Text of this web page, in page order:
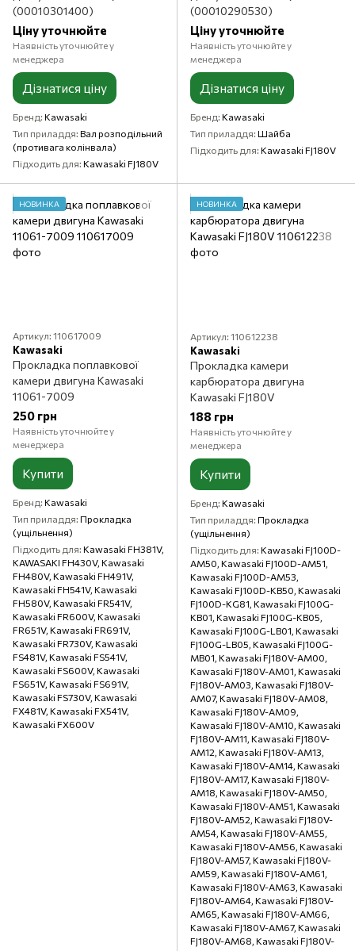
(00010301400)
Ціну уточнюйте
Наявність уточнюйте у
менеджера
Дізнатися ціну
Бренд Kawasaki
Тип приладдя Вал розподільний
(противага колінвала)
Підходить для Kawasaki FJ180V
(00010290530)
Ціну уточнюйте
Наявність уточнюйте у
менеджера
Дізнатися ціну
Бренд Kawasaki
Тип приладдя Шайба
Підходить для Kawasaki FJ180V
НОВИНКА
Артикул: 110617009
Kawasaki
Прокладка поплавкової
камери двигуна Kawasaki
11061-7009
250 грн
Наявність уточнюйте у
менеджера
Купити
Бренд Kawasaki
Тип приладдя Прокладка
(ущільнення)
Підходить для Kawasaki FH381V,
KAWASAKI FH430V, Kawasaki
FH480V, Kawasaki FH491V,
Kawasaki FH541V, Kawasaki
FH580V, Kawasaki FR541V,
Kawasaki FR600V, Kawasaki
FR651V, Kawasaki FR691V,
Kawasaki FR730V, Kawasaki
FS481V, Kawasaki FS541V,
Kawasaki FS600V, Kawasaki
FS651V, Kawasaki FS691V,
Kawasaki FS730V, Kawasaki
FX481V, Kawasaki FX541V,
Kawasaki FX600V
НОВИНКА
Артикул: 110612238
Kawasaki
Прокладка камери
карбюратора двигуна
Kawasaki FJ180V
188 грн
Наявність уточнюйте у
менеджера
Купити
Бренд Kawasaki
Тип приладдя Прокладка
(ущільнення)
Підходить для Kawasaki FJ100D-
AM50, Kawasaki FJ100D-AM51,
Kawasaki FJ100D-AM53,
Kawasaki FJ100D-KB50, Kawasaki
FJ100D-KG81, Kawasaki FJ100G-
KB01, Kawasaki FJ100G-KB05,
Kawasaki FJ100G-LB01, Kawasaki
FJ100G-LB05, Kawasaki FJ100G-
MB01, Kawasaki FJ180V-AM00,
Kawasaki FJ180V-AM01, Kawasaki
FJ180V-AM03, Kawasaki FJ180V-
AM07, Kawasaki FJ180V-AM08,
Kawasaki FJ180V-AM09,
Kawasaki FJ180V-AM10, Kawasaki
FJ180V-AM11, Kawasaki FJ180V-
AM12, Kawasaki FJ180V-AM13,
Kawasaki FJ180V-AM14, Kawasaki
FJ180V-AM17, Kawasaki FJ180V-
AM18, Kawasaki FJ180V-AM50,
Kawasaki FJ180V-AM51, Kawasaki
FJ180V-AM52, Kawasaki FJ180V-
AM54, Kawasaki FJ180V-AM55,
Kawasaki FJ180V-AM56, Kawasaki
FJ180V-AM57, Kawasaki FJ180V-
AM59, Kawasaki FJ180V-AM61,
Kawasaki FJ180V-AM63, Kawasaki
FJ180V-AM64, Kawasaki FJ180V-
AM65, Kawasaki FJ180V-AM66,
Kawasaki FJ180V-AM67, Kawasaki
FJ180V-AM68, Kawasaki FJ180V-